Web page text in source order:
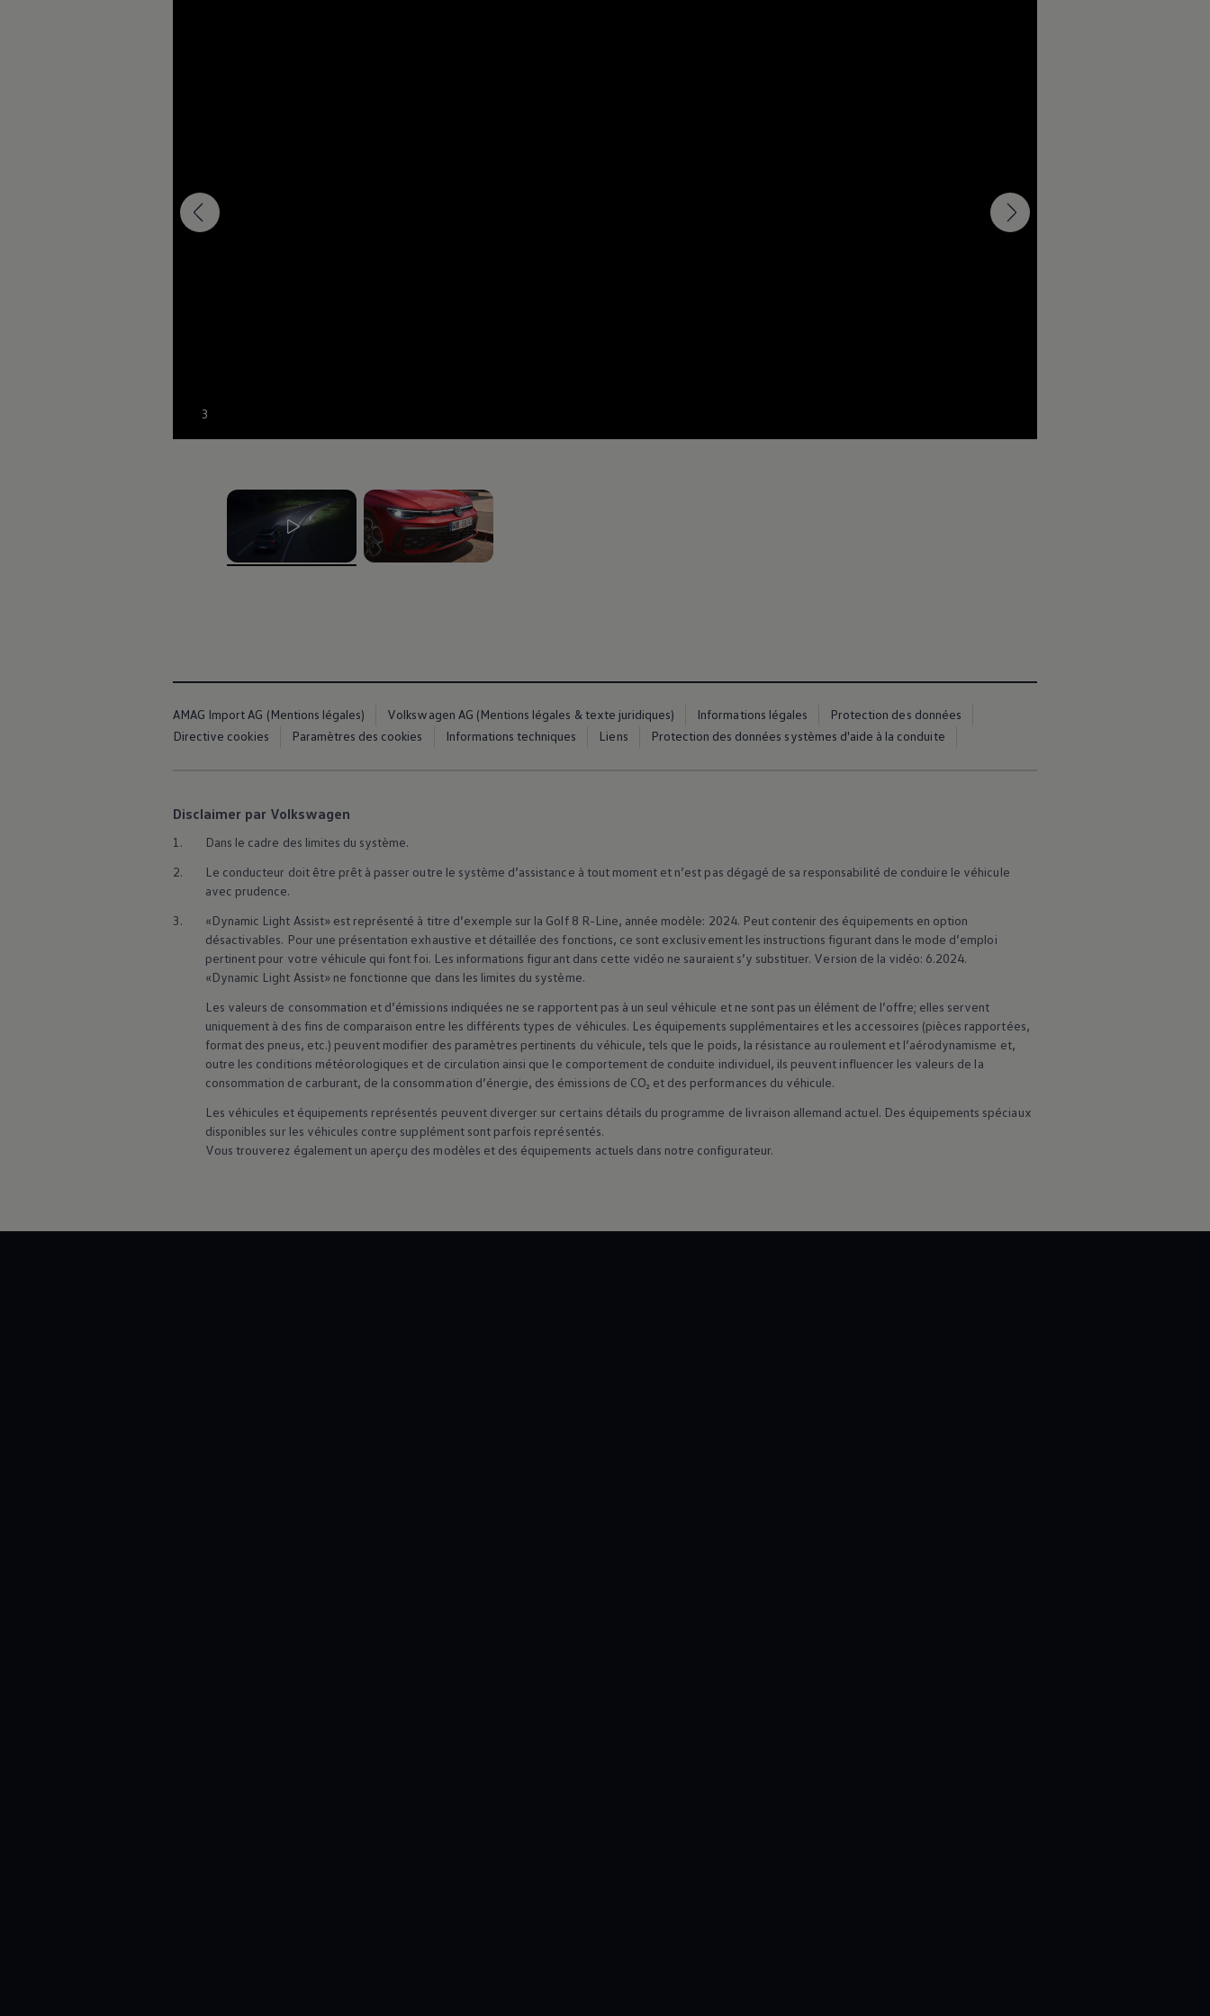
, 1 de 2
3
AMAG Import AG (Mentions légales) Volkswagen AG (Mentions légales & texte juridiques) Informations légales
Protection des données
Directive cookies
Paramètres des cookies Informations techniques Liens Protection des données systèmes d'aide à la conduite
Disclaimer par Volkswagen
1.
Dans le cadre des limites du système.
2.
Le conducteur doit être prêt à passer outre le système d’assistance à tout moment et n’est pas dégagé de sa responsabilité de conduire le véhicule
avec prudence.
3.
«Dynamic Light Assist» est représenté à titre d’exemple sur la Golf 8 R-Line, année modèle: 2024. Peut contenir des équipements en option
désactivables. Pour une présentation exhaustive et détaillée des fonctions, ce sont exclusivement les instructions figurant dans le mode d’emploi
pertinent pour votre véhicule qui font foi. Les informations figurant dans cette vidéo ne sauraient s’y substituer. Version de la vidéo: 6.2024.
«Dynamic Light Assist» ne fonctionne que dans les limites du système.
Les valeurs de consommation et d’émissions indiquées ne se rapportent pas à un seul véhicule et ne sont pas un élément de l’offre; elles servent
uniquement à des fins de comparaison entre les différents types de véhicules. Les équipements supplémentaires et les accessoires (pièces rapportées,
format des pneus, etc.) peuvent modifier des paramètres pertinents du véhicule, tels que le poids, la résistance au roulement et l’aérodynamisme et,
outre les conditions météorologiques et de circulation ainsi que le comportement de conduite individuel, ils peuvent influencer les valeurs de la
consommation de carburant, de la consommation d’énergie, des émissions de CO₂ et des performances du véhicule.
Les véhicules et équipements représentés peuvent diverger sur certains détails du programme de livraison allemand actuel. Des équipements spéciaux
disponibles sur les véhicules contre supplément sont parfois représentés.
Vous trouverez également un aperçu des modèles et des équipements actuels dans notre configurateur.